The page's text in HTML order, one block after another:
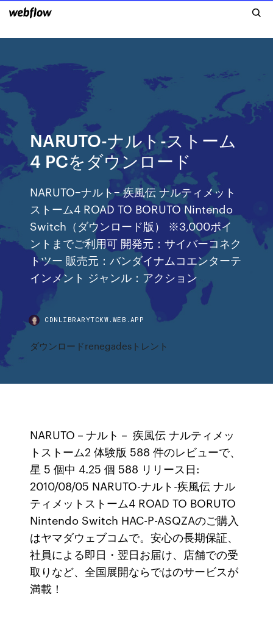
NARUTO-ナルト-ストーム
4 PCをダウンロード
NARUTO−ナルト− 疾風伝 ナルティメット
ストーム4 ROAD TO BORUTO Nintendo
Switch（ダウンロード版） ※3,000ポイ
ントまでご利用可 開発元：サイバーコネク
トツー 販売元：バンダイナムコエンターテ
インメント ジャンル：アクション
CDNLIBRARYTCKW.WEB.APP
ダウンロードrenegadesトレント
NARUTO－ナルト－ 疾風伝 ナルティメッ
トストーム2 体験版 588 件のレビューで、
星 5 個中 4.25 個 588 リリース日:
2010/08/05 NARUTO-ナルト-疾風伝 ナル
ティメットストーム4 ROAD TO BORUTO
Nintendo Switch HAC-P-ASQZAのご購入
はヤマダウェブコムで。安心の長期保証、
社員による即日・翌日お届け、店舗での受
取りなど、全国展開ならではのサービスが
満載！